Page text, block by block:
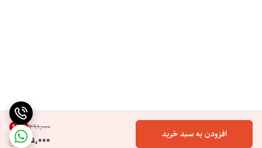
۲۹۱٬۰۰۰ 43%
165,000 افزودن به سبد خرید